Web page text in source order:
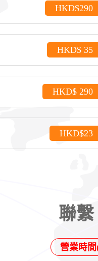
HKD$290
HKD$ 35
HKD$ 290
HKD$23
聯繫
營業時